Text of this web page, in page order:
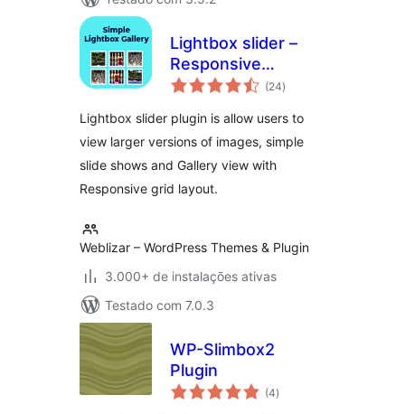
Lightbox slider –
Responsive
Lightbox Gallery
(24total
de
)
Lightbox slider plugin is allow users to
view larger versions of images, simple
slide shows and Gallery view with
Responsive grid layout.
Weblizar – WordPress Themes & Plugin
3.000+ de instalações ativas
Testado com 7.0.3
WP-Slimbox2
Plugin
(4total
de
)